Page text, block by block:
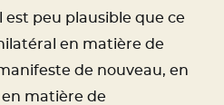
est peu plausible que ce
en matière de
de nouveau, en
en matière de